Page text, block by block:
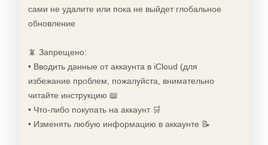
сами не удалите или пока не выйдет глобальное
обновление
📵 Запрещено:
• Вводить данные от аккаунта в iCloud (для
избежание проблем, пожалуйста, внимательно
читайте инструкцию 📖
• Что-либо покупать на аккаунт 🛒
• Изменять любую информацию в аккаунте 📝